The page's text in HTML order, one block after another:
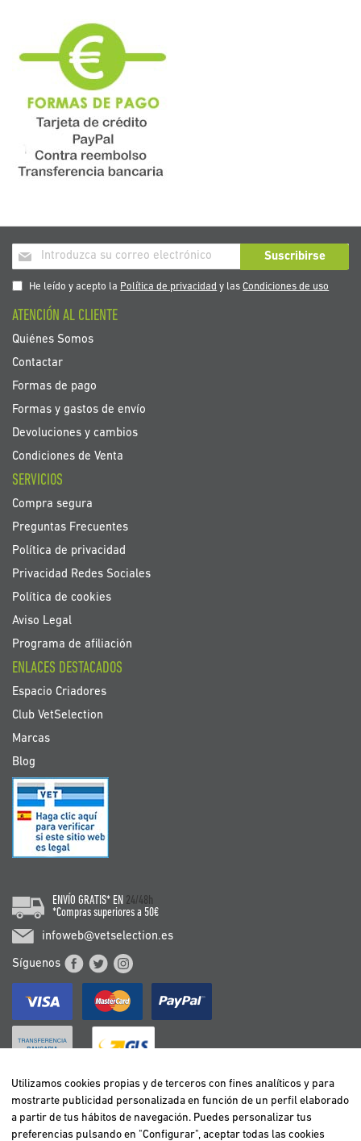
Inscríbase
a
nuestro
de
noticias:
Suscribirse
He leído y acepto la Política de privacidad y lasCondiciones de uso
ATENCIÓN AL CLIENTE
Quiénes Somos
Contactar
Formas de pago
Formas y gastos de envío
Devoluciones y cambios
Condiciones de Venta
SERVICIOS
Compra segura
Preguntas Frecuentes
Política de privacidad
Privacidad Redes Sociales
Política de cookies
Aviso Legal
Programa de afiliación
ENLACES DESTACADOS
Espacio Criadores
Club VetSelection
Marcas
Blog
ENVÍO GRATIS* EN 24/48h
*Compras superiores a 50€
infoweb@vetselection.es
Síguenos
BELGIË / BELGIQUE
DEUTSCHLAND
Utilizamos cookies propias y de terceros con fines analíticos y para
mostrarte publicidad personalizada en función de un perfil elaborado
a partir de tus hábitos de navegación. Puedes personalizar tus
preferencias pulsando en "Configurar", aceptar todas las cookies